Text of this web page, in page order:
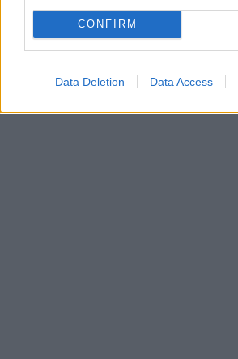
CONFIRM
Data Deletion Data Access